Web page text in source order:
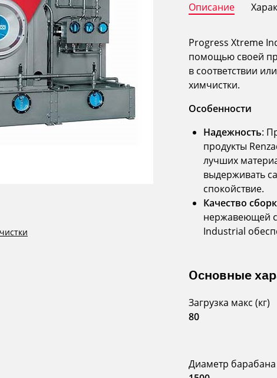
Описание
Progress Xtreme
помощью своей
в соответствии
химчистки.
Особенности
Надежность:
продукты
лучших
выдерживать
спокойствие.
Качество
нержавеющей
Industrial
Основные
Загрузка макс (кг)
80
Диаметр